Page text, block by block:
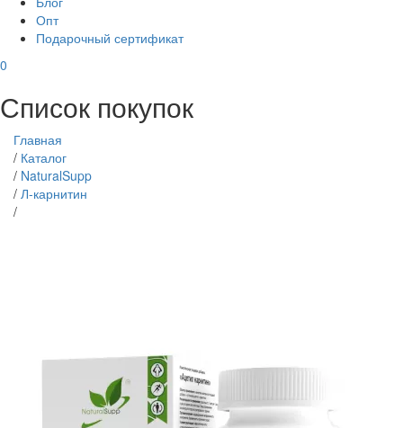
Опт
Подарочный сертификат
0
Список покупок
Главная
/ Каталог
/ NaturalSupp
/ Л-карнитин
/